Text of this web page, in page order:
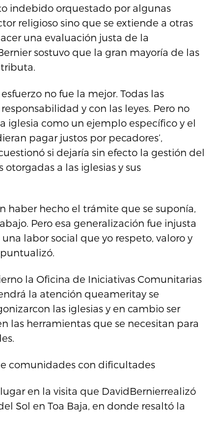
indebido orquestado por algunas
religioso sino que se extiende a otras
una evaluación justa de la
sostuvo que la gran mayoría de las
no fue la mejor. Todas las
y con las leyes. Pero no
iglesia como un ejemplo específico y el
pagar justos por pecadores’,
si dejaría sin efecto la gestión del
a las iglesias y sus
haber hecho el trámite que se suponía,
Pero esa generalización fue injusta
labor social que yo respeto, valoro y
la Oficina de Iniciativas Comunitarias
la atención queameritay se
las iglesias y en cambio ser
las herramientas que se necesitan para
comunidades con dificultades
en la visita que DavidBernierrealizó
Sol en Toa Baja, en donde resaltó la